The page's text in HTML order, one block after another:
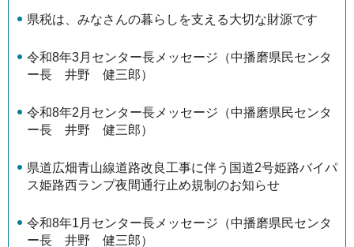
県税は、みなさんの暮らしを支える大切な財源です
令和8年3月センター長メッセージ（中播磨県民センタ
ー長 井野 健三郎）
令和8年2月センター長メッセージ（中播磨県民センタ
ー長 井野 健三郎）
県道広畑青山線道路改良工事に伴う国道2号姫路バイパ
ス姫路西ランプ夜間通行止め規制のお知らせ
令和8年1月センター長メッセージ（中播磨県民センタ
ー長 井野 健三郎）